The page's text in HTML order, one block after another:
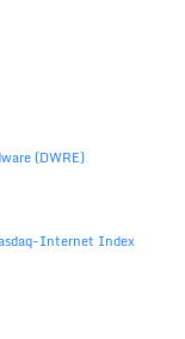
(DWRE)
Internet Index